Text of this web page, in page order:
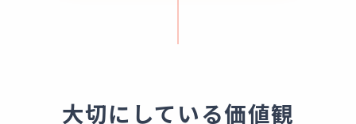
大切にしている価値観